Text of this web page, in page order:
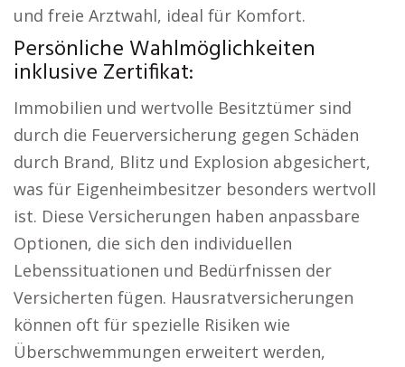
und freie Arztwahl, ideal für Komfort.
Persönliche Wahlmöglichkeiten
inklusive Zertifikat:
Immobilien und wertvolle Besitztümer sind
durch die Feuerversicherung gegen Schäden
durch Brand, Blitz und Explosion abgesichert,
was für Eigenheimbesitzer besonders wertvoll
ist. Diese Versicherungen haben anpassbare
Optionen, die sich den individuellen
Lebenssituationen und Bedürfnissen der
Versicherten fügen. Hausratversicherungen
können oft für spezielle Risiken wie
Überschwemmungen erweitert werden,